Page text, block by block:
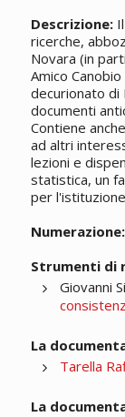
Descrizione:Il
ricerche,
Novara (in
Amico
decurionato di
documenti
Contiene
ad altri
lezioni e
statistica, un
per
Numerazione:
Strumenti di
Giovanni
La
Tarella
La